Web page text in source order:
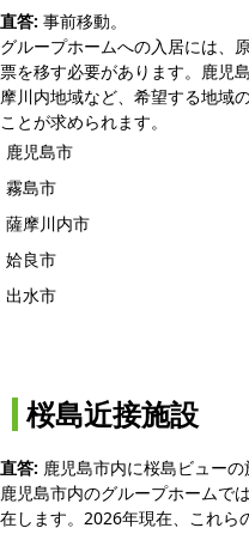
直答: 事前移動。
グループホームへの入居には、
票を移す必要があります。鹿児
摩川内地域など、希望する地域
ことが求められます。
鹿児島市
霧島市
薩摩川内市
姶良市
出水市
桜島近接施設
直答: 鹿児島市内に桜島ビューの
鹿児島市内のグループホームで
在します。2026年現在、これら